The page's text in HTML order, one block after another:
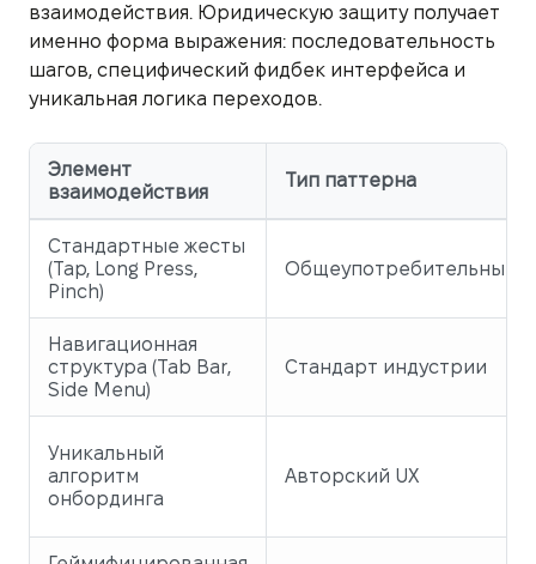
взаимодействия. Юридическую защиту получает
именно форма выражения: последовательность
шагов, специфический фидбек интерфейса и
уникальная логика переходов.
Элемент
взаимодействия
Тип паттерна
Стандартные жесты
(Tap, Long Press,
Pinch)
Общеупотребительный
Навигационная
структура (Tab Bar,
Side Menu)
Стандарт индустрии
Уникальный
алгоритм
онбординга
Авторский UX